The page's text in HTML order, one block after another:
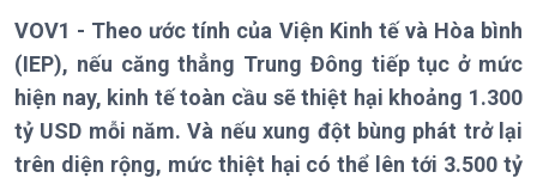
Thời sự 21h30
Bản tin
Chuyên mục
Theo dòng Thời sự
VOV1 - Theo ước tính của Viện Kinh tế và Hòa bình
(IEP), nếu căng thẳng Trung Đông tiếp tục ở mức
hiện nay, kinh tế toàn cầu sẽ thiệt hại khoảng 1.300
tỷ USD mỗi năm. Và nếu xung đột bùng phát trở lại
trên diện rộng, mức thiệt hại có thể lên tới 3.500 tỷ